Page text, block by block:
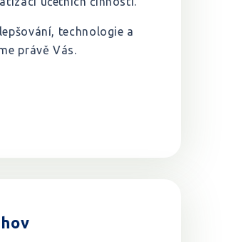
technologie a
právě Vás.